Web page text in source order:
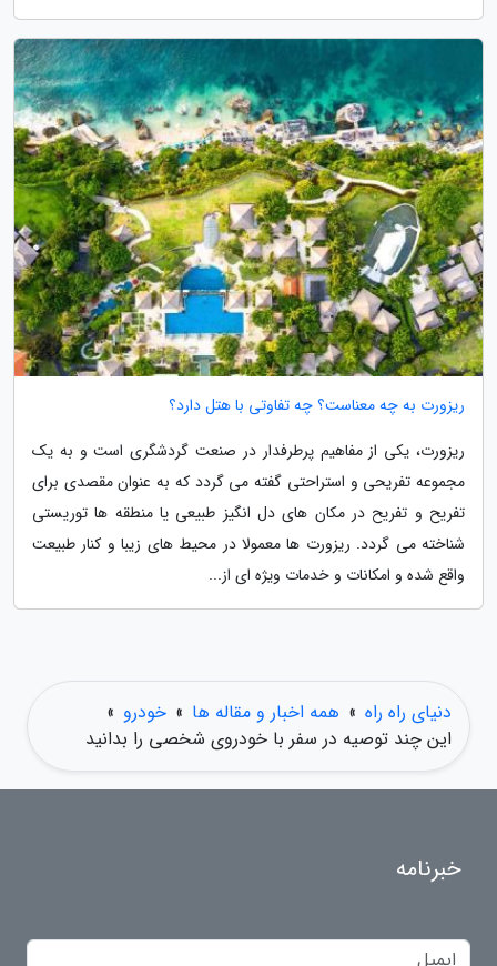
ریزورت به چه معناست؟ چه تفاوتی با هتل دارد؟
ریزورت، یکی از مفاهیم پرطرفدار در صنعت گردشگری است و به یک
مجموعه تفریحی و استراحتی گفته می گردد که به عنوان مقصدی برای
تفریح و تفریح در مکان های دل انگیز طبیعی یا منطقه ها توریستی
شناخته می گردد. ریزورت ها معمولا در محیط های زیبا و کنار طبیعت
واقع شده و امکانات و خدمات ویژه ای از...
دنیای راه راه » همه اخبار و مقاله ها » خودرو »
این چند توصیه در سفر با خودروی شخصی را بدانید
خبرنامه